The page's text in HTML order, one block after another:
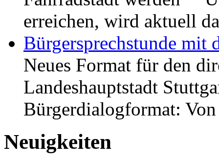
erreichen, wird aktuell
Bürgersprechstunde mit
Neues Format für den
Landeshauptstadt
Bürgerdialogformat:
Neuigkeiten